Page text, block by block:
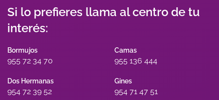
Si lo prefieres llama al centro de tu
interés:
Bormujos
955 72 34 70
Camas
955 136 444
Dos Hermanas
954 72 39 52
Gines
954 71 47 51